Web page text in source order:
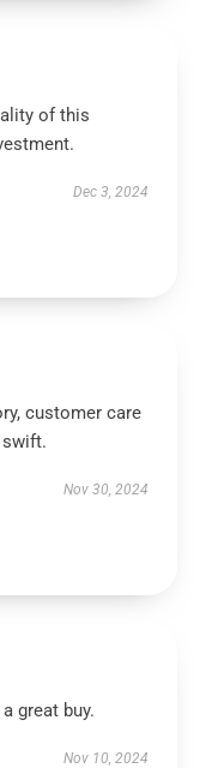
of this
Dec 3, 2024
customer care
swift.
Nov 30, 2024
great buy.
Nov 10, 2024